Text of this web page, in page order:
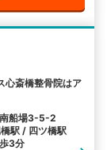
心斎橋整骨院はア
南船場3-5-2
駅 / 四ツ橋駅
3分